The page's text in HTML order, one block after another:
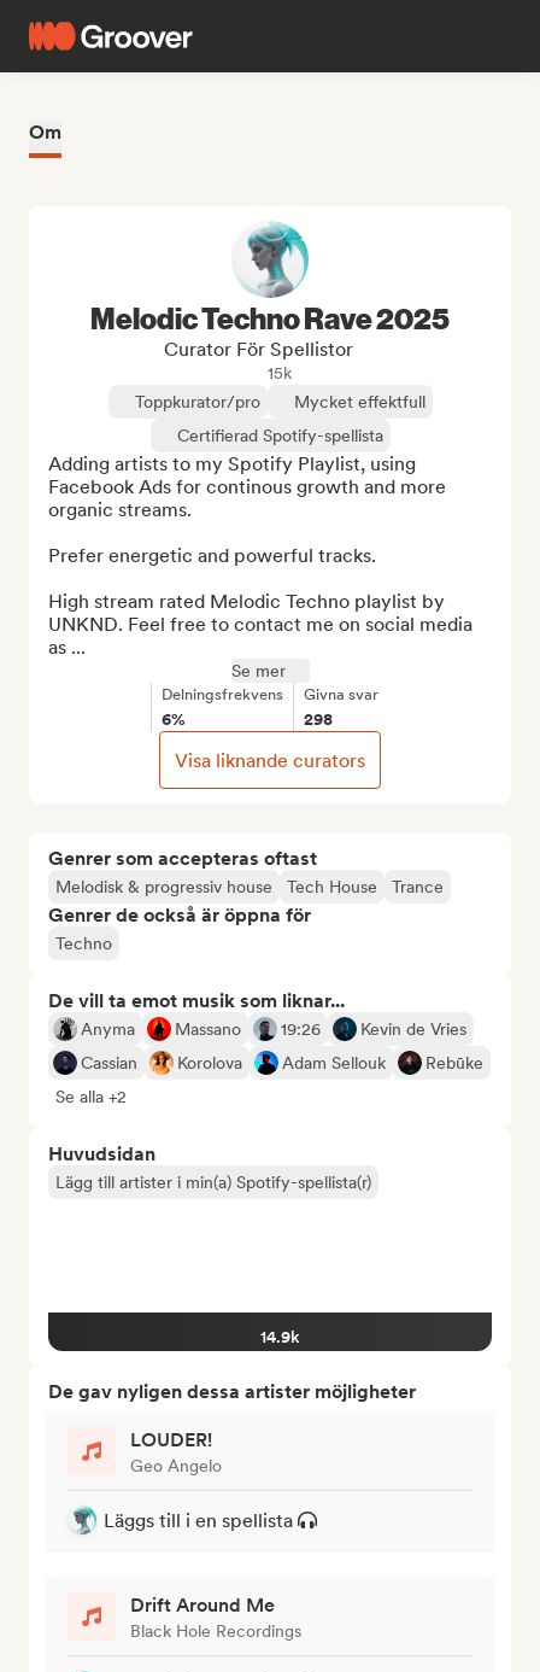
Om
Genrer som accepteras oftast
Melodisk & progressiv house Tech House Trance
Genrer de också är öppna för
Techno
De vill ta emot musik som liknar...
Anyma Massano 19:26
Kevin de Vries
Cassian
Korolova Adam Sellouk
Rebūke
Se alla +2
Huvudsidan
Lägg till artister i min(a) Spotify-spellista(r)
14.9k
De gav nyligen dessa artister möjligheter
LOUDER!
Geo Angelo
Läggs till i en spellista
Drift Around Me
Black Hole Recordings
Melodic Techno Rave 2025
Curator För Spellistor
15k
Toppkurator/pro
Mycket effektfull
Certifierad Spotify-spellista
Adding artists to my Spotify Playlist, using
Facebook Ads for continous growth and more
organic streams.
Prefer energetic and powerful tracks.
High stream rated Melodic Techno playlist by
UNKND. Feel free to contact me on social media
as ...
Se mer
Delningsfrekvens
6%
Givna svar
298
Visa liknande curators